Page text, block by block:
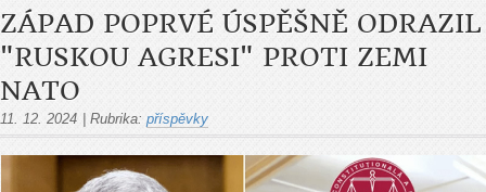
ZÁPAD POPRVÉ ÚSPĚŠNĚ ODRAZIL
"RUSKOU AGRESI" PROTI ZEMI
NATO
11. 12. 2024 Rubrika: příspěvky